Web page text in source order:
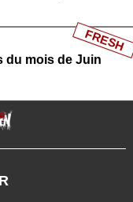
du mois de Juin
FRESH